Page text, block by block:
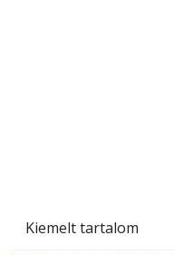
Kiemelt tartalom